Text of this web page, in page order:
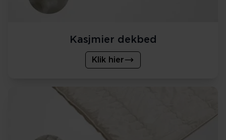
Kasjmier dekbed
Klik hier